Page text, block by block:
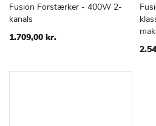
Læg i kurv
TILFØJ
Fusion Forstærker - 400W 2-
kanals
1.709,00 kr.